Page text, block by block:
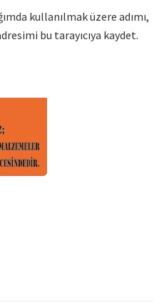
kullanılmak üzere adımı,
bu tarayıcıya kaydet.